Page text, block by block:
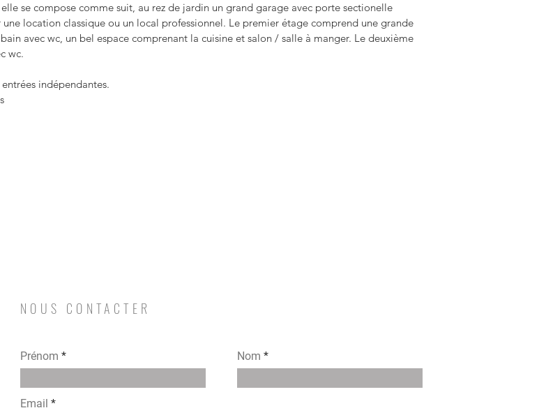
se compose comme suit, au rez de jardin un grand garage avec porte sectionelle
location classique ou un local professionnel. Le premier étage comprend une grande
avec wc, un bel espace comprenant la cuisine et salon / salle à manger. Le deuxième
wc.
indépendantes.
NOUS CONTACTER
Prénom Nom
Email